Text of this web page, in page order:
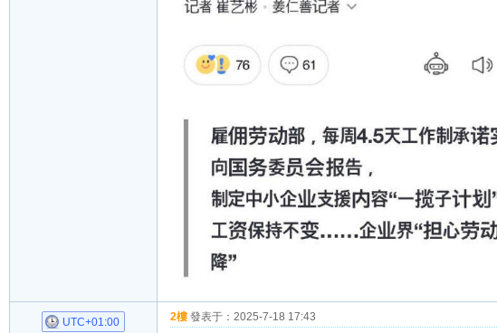
UTC+01:00
2樓發表于： 2025-7-18 17:43